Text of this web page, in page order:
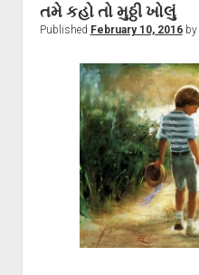
તમે કહો તો મુઠ્ઠી ખોલું
Published February 10, 2016by